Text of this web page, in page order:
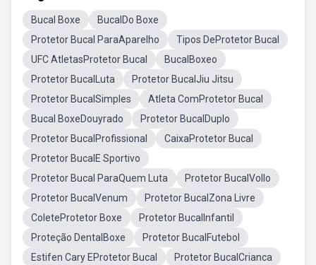
Bucal Boxe
BucalDo Boxe
Protetor Bucal ParaAparelho
Tipos DeProtetor Bucal
UFC AtletasProtetor Bucal
BucalBoxeo
Protetor BucalLuta
Protetor BucalJiu Jitsu
Protetor BucalSimples
Atleta ComProtetor Bucal
Bucal BoxeDouyrado
Protetor BucalDuplo
Protetor BucalProfissional
CaixaProtetor Bucal
Protetor BucalE Sportivo
Protetor Bucal ParaQuem Luta
Protetor BucalVollo
Protetor BucalVenum
Protetor BucalZona Livre
ColeteProtetor Boxe
Protetor BucalInfantil
Proteção DentalBoxe
Protetor BucalFutebol
Estifen Cary EProtetor Bucal
Protetor BucalCrianca